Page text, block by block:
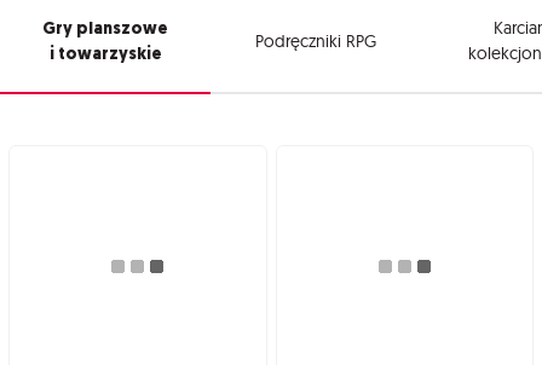
Gry planszowe
i towarzyskie
Podręczniki RPG